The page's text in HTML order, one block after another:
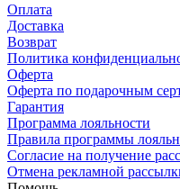
Оплата
Доставка
Возврат
Политика
Оферта
Оферта по подарочным
Гарантия
Программа лояльности
Правила программы
Согласие на получение
Отмена рекламной